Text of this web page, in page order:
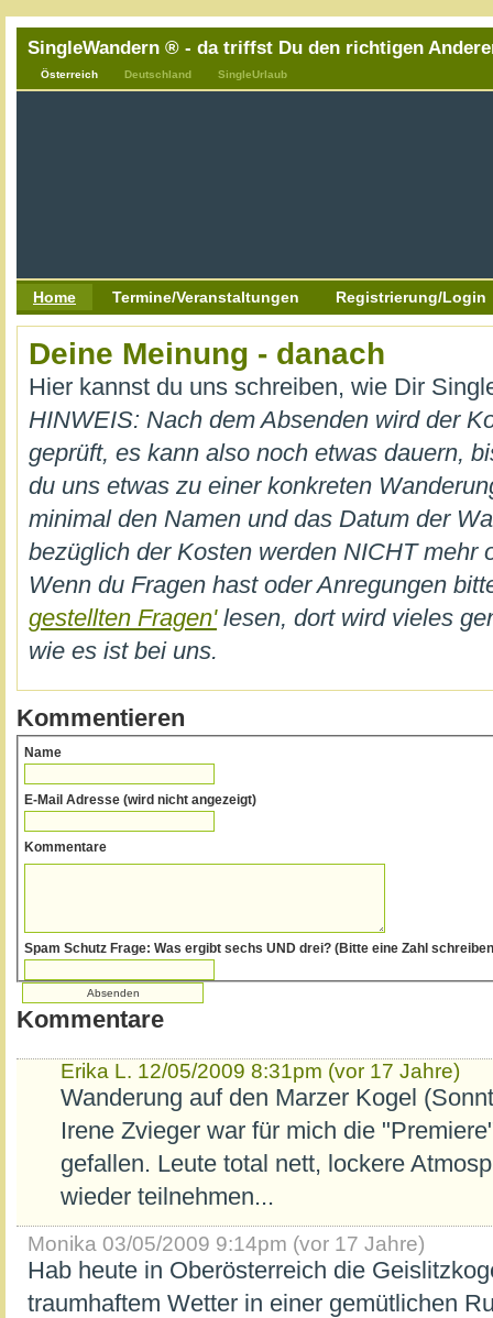
SingleWandern ® - da triffst Du den richtigen
Österreich Deutschland SingleUrlaub
Home Termine/Veranstaltungen Registrierung/Login
Deine Meinung - danach
Hier kannst du uns schreiben, wie Dir
HINWEIS: Nach dem Absenden wird der
geprüft, es kann also noch etwas dauern,
du uns etwas zu einer konkreten
minimal den Namen und das Datum der
bezüglich der Kosten werden NICHT mehr
Wenn du Fragen hast oder Anregungen
gestellten Fragen'lesen, dort wird vieles
wie es ist bei uns.
Kommentieren
Name
E-Mail Adresse (wird nicht angezeigt)
Kommentare
Spam Schutz Frage: Was ergibt sechs UND drei? (Bitte eine
Kommentare
Erika L. 12/05/2009 8:31pm (vor 17 Jahre)
Wanderung auf den Marzer Kogel
Irene Zvieger war für mich die
gefallen. Leute total nett, lockere
wieder teilnehmen...
Monika 03/05/2009 9:14pm (vor 17 Jahre)
Hab heute in Oberösterreich die
traumhaftem Wetter in einer gemütlichen